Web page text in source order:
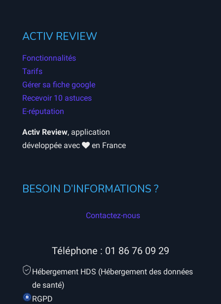
ACTIV REVIEW
Fonctionnalités
Tarifs
Gérer sa fiche google
Recevoir 10 astuces
E-réputation
Activ Review, application
développée avec
en France
BESOIN D’INFORMATIONS ?
Contactez-nous
Téléphone : 01 86 76 09 29
Hébergement HDS (Hébergement des données
de santé)
RGPD